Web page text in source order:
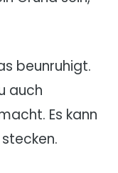
beunruhigt.
auch
Es kann